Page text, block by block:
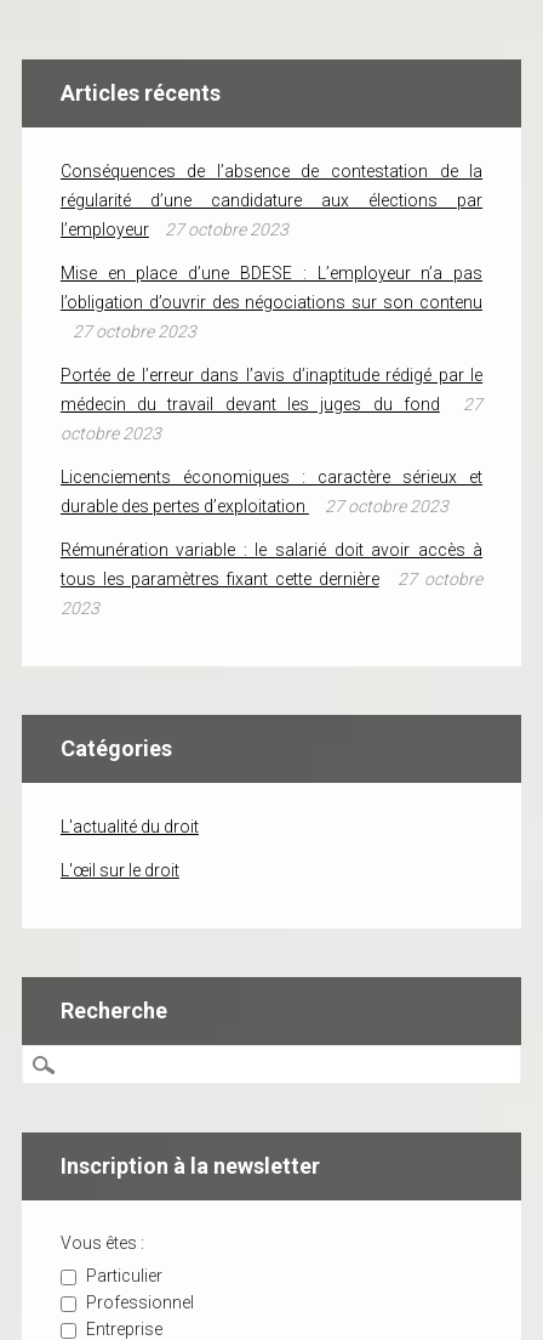
Articles récents
Conséquences de l’absence de contestation de la
régularité d’une candidature aux élections par
l’employeur
27 octobre 2023
Mise en place d’une BDESE : L’employeur n’a pas
l’obligation d’ouvrir des négociations sur son contenu
27 octobre 2023
Portée de l’erreur dans l’avis d’inaptitude rédigé par le
médecin du travail devant les juges du fond
27
octobre 2023
Licenciements économiques : caractère sérieux et
durable des pertes d’exploitation
27 octobre 2023
Rémunération variable : le salarié doit avoir accès à
tous les paramètres fixant cette dernière
27 octobre
2023
Catégories
L'actualité du droit
L'œil sur le droit
Recherche
Inscription à la newsletter
Vous êtes :
Particulier
Professionnel
Entreprise